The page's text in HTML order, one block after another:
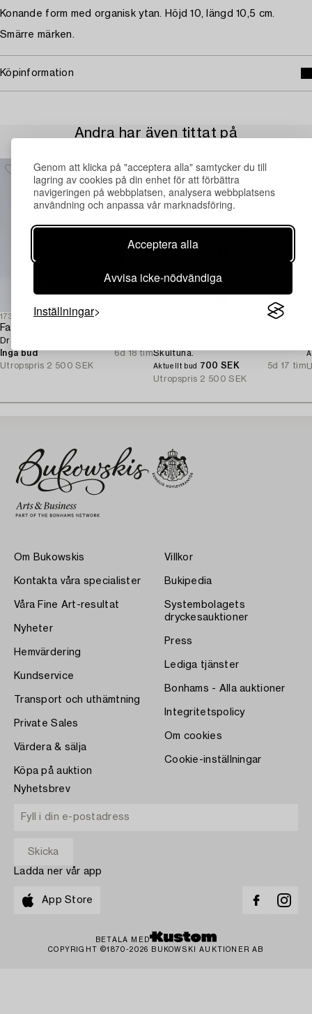
Genom att klicka på "acceptera alla" samtycker du till
lagring av cookies på din enhet för att förbättra
navigeringen på webbplatsen, analysera webbplatsens
användning och anpassa vår marknadsföring.
Acceptera alla
Avvisa icke-nödvändiga
Inställningar
Konande form med organisk ytan. Höjd 10, längd 10,5 cm.
Smärre märken.
Köpinformation
Andra har även tittat på
1730372
Fat,
Drangsgaard Norway, 1900-tal.
Inga bud
6d 18 tim
Utropspris 2 500 SEK
Skultuna.
Aktuellt bud 700 SEK
5d 17 tim
Utropspris 2 500 SEK
Om Bukowskis
Kontakta våra specialister
Våra Fine Art-resultat
Nyheter
Hemvärdering
Kundservice
Transport och uthämtning
Private Sales
Värdera & sälja
Köpa på auktion
Villkor
Bukipedia
Systembolagets
dryckesauktioner
Press
Lediga tjänster
Bonhams - Alla auktioner
Integritetspolicy
Om cookies
Cookie-inställningar
Nyhetsbrev
Ladda ner vår app
App Store
BETALA MED
COPYRIGHT ©1870-2026 BUKOWSKI AUKTIONER AB